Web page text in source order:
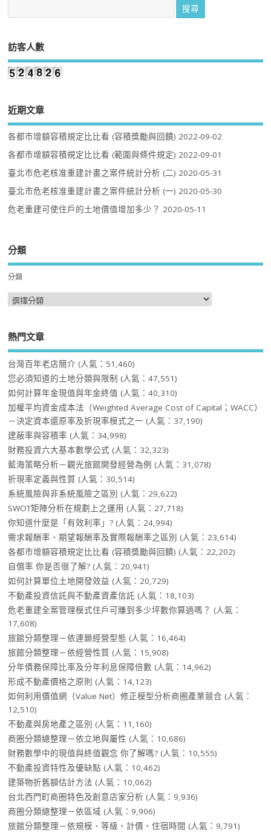
訪客人數
近期文章
各都市增額容積規定比比看 (容積獎勵與回饋) 2022-09-02
各都市增額容積規定比比看 (範圍與條件規定) 2022-09-01
臺北市危老核准重建計畫之案件統計分析 (二) 2020-05-31
臺北市危老核准重建計畫之案件統計分析 (一) 2020-05-30
危老重建可使住戶的土地價值增加多少？ 2020-05-11
分類
分類
熱門文章
台灣百年老店簡介 (人氣：51,460)
您必須知道的土地分類與限制 (人氣：47,551)
如何計算年金現值與年金終值 (人氣：40,310)
加權平均資金成本法（Weighted Average Cost of Capital；WACC）
－決定資本還原率及折現率模式之一 (人氣：37,190)
建蔽率與容積率 (人氣：34,998)
財務投資六大基本數學公式 (人氣：32,323)
藍海策略分析－觀光旅館開發經營為例 (人氣：31,078)
折現率定義與性質 (人氣：30,514)
系統風險與非系統風險之區別 (人氣：29,622)
SWOT矩陣分析在規劃上之運用 (人氣：27,718)
你知道什麼是「有效利率」? (人氣：24,994)
需求報酬率、期望報酬率及實際報酬率之區別 (人氣：23,614)
各都市增額容積規定比比看 (容積獎勵與回饋) (人氣：22,202)
自償率 你是否很了解? (人氣：20,941)
如何計算單位土地開發效益 (人氣：20,729)
不動產投資信託與不動產資產信託 (人氣：18,103)
危老重建全案管理模式住戶可賺到多少坪數你算過嗎？ (人氣：
17,608)
旅館分類整理－依連鎖經營型態 (人氣：16,464)
旅館分類整理－依經營性質 (人氣：15,908)
分年債務保障比率及分年利息保障倍數 (人氣：14,962)
形成不動產價格之原則 (人氣：14,123)
如何利用價值網（Value Net）修正模型分析商圈產業競合 (人氣：
12,510)
不動產與房地產之區別 (人氣：11,160)
商圈分類總整理－依立地與屬性 (人氣：10,686)
財務數學中的現值與終值觀念 你了解嗎? (人氣：10,555)
不動產投資特性及優缺點 (人氣：10,462)
建築物折舊額估計方法 (人氣：10,062)
台北西門町商圈特色及創意店家分析 (人氣：9,936)
商圈分類總整理－依區域 (人氣：9,906)
旅館分類整理－依規模、等級、計價、住宿時間 (人氣：9,791)